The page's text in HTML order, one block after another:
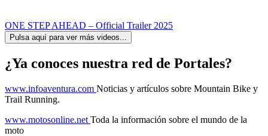
ONE STEP AHEAD – Official Trailer 2025
Pulsa aquí para ver más videos...
¿Ya conoces nuestra red de Portales?
www.infoaventura.com Noticias y artículos sobre Mountain Bike y
Trail Running.
www.motosonline.net Toda la información sobre el mundo de la
moto